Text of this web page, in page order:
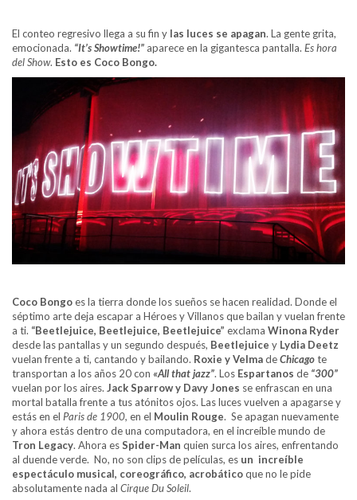
El conteo regresivo llega a su fin y las luces se apagan. La gente grita,
emocionada. “It’s Showtime!” aparece en la gigantesca pantalla. Es hora
del Show. Esto es Coco Bongo.
Coco Bongoes la tierra donde los sueños se hacen realidad. Donde el
séptimo arte deja escapar a Héroes y Villanos que bailan y vuelan frente
a ti. “Beetlejuice, Beetlejuice, Beetlejuice” exclama Winona Ryder
desde las pantallas y un segundo después, Beetlejuice y Lydia Deetz
vuelan frente a ti, cantando y bailando. Roxie y VelmadeChicagote
transportan a los años 20 con «All that jazz”. Los Espartanos de “300”
vuelan por los aires. Jack Sparrow y Davy Jones se enfrascan en una
mortal batalla frente a tus atónitos ojos. Las luces vuelven a apagarse y
estás en el Paris de 1900, en el Moulin Rouge. Se apagan nuevamente
y ahora estás dentro de una computadora, en el increíble mundo de
Tron Legacy. Ahora esSpider-Man quien surca los aires, enfrentando
al duende verde. No, no son clips de películas, es un increíble
espectáculo musical, coreográfico, acrobáticoque no le pide
absolutamente nada al Cirque Du Soleil.